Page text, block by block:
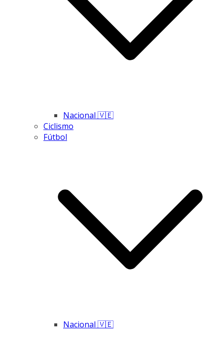
Nacional 🇻🇪
Ciclismo
Fútbol
Nacional 🇻🇪